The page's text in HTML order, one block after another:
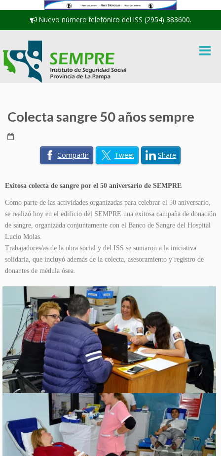
Nuevo número telefónico del ISS (2954) 383600.
Colecta sangre 50 años sempre
Compartir Tweet Share
Exitosa colecta de sangre por el 50 aniversario de SEMPRE
Como parte de las actividades organizadas para celebrar el 50 aniversario,
se realizó hoy en el edificio del SEMPRE una exitosa campaña de donación
de sangre, organizada conjuntamente con el Banco de Sangre del Hospital
Lucio Molas.
Trabajadores/as de la obra social y del ISS se sumaron a la iniciativa
solidaria, que incluyó además de la colecta, asesoramiento y registro de
donantes de médula ósea.